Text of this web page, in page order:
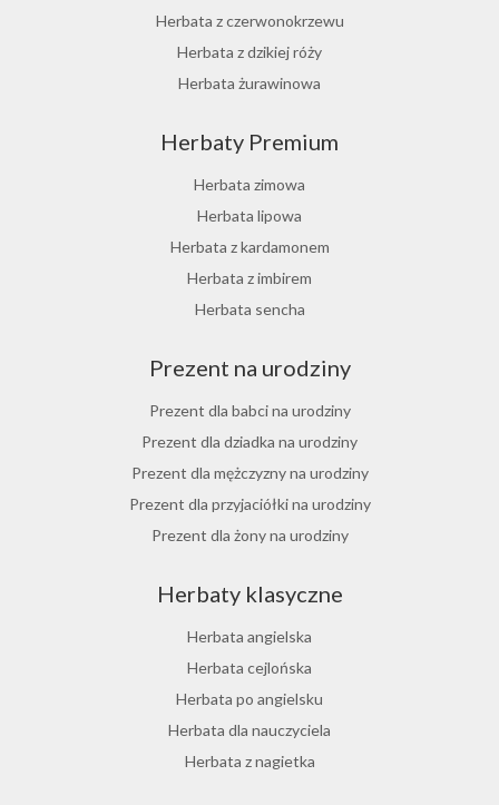
Herbata z czerwonokrzewu
Herbata z dzikiej róży
Herbata żurawinowa
Ostrokrzew paragwajski
Hibiskus herbata
Herbata różana
Herbata z lukrecji
Herbata z rokitnika
Herbata jesienna
Herbaty Premium
Herbata zimowa
Herbata lipowa
Herbata z kardamonem
Herbata z imbirem
Herbata sencha
Herbata jaśminowa
Herbata jasminowa
Herbata rumiankowa
Koper włoski herbata
Herbata z goździkami
Herbata z cynamonem
Prezent na urodziny
Prezent dla babci na urodziny
Prezent dla dziadka na urodziny
Prezent dla mężczyzny na urodziny
Prezent dla przyjaciółki na urodziny
Prezent dla żony na urodziny
Prezent dla dziewczyny na urodziny
Prezent dla koleżanki na urodziny
Prezent dla mamy na urodziny
Prezent dla taty na urodziny
Prezent dla męża na urodziny
Prezent dla przyjaciela na urodziny
Herbaty klasyczne
Herbata angielska
Herbata cejlońska
Herbata po angielsku
Herbata dla nauczyciela
Herbata z nagietka